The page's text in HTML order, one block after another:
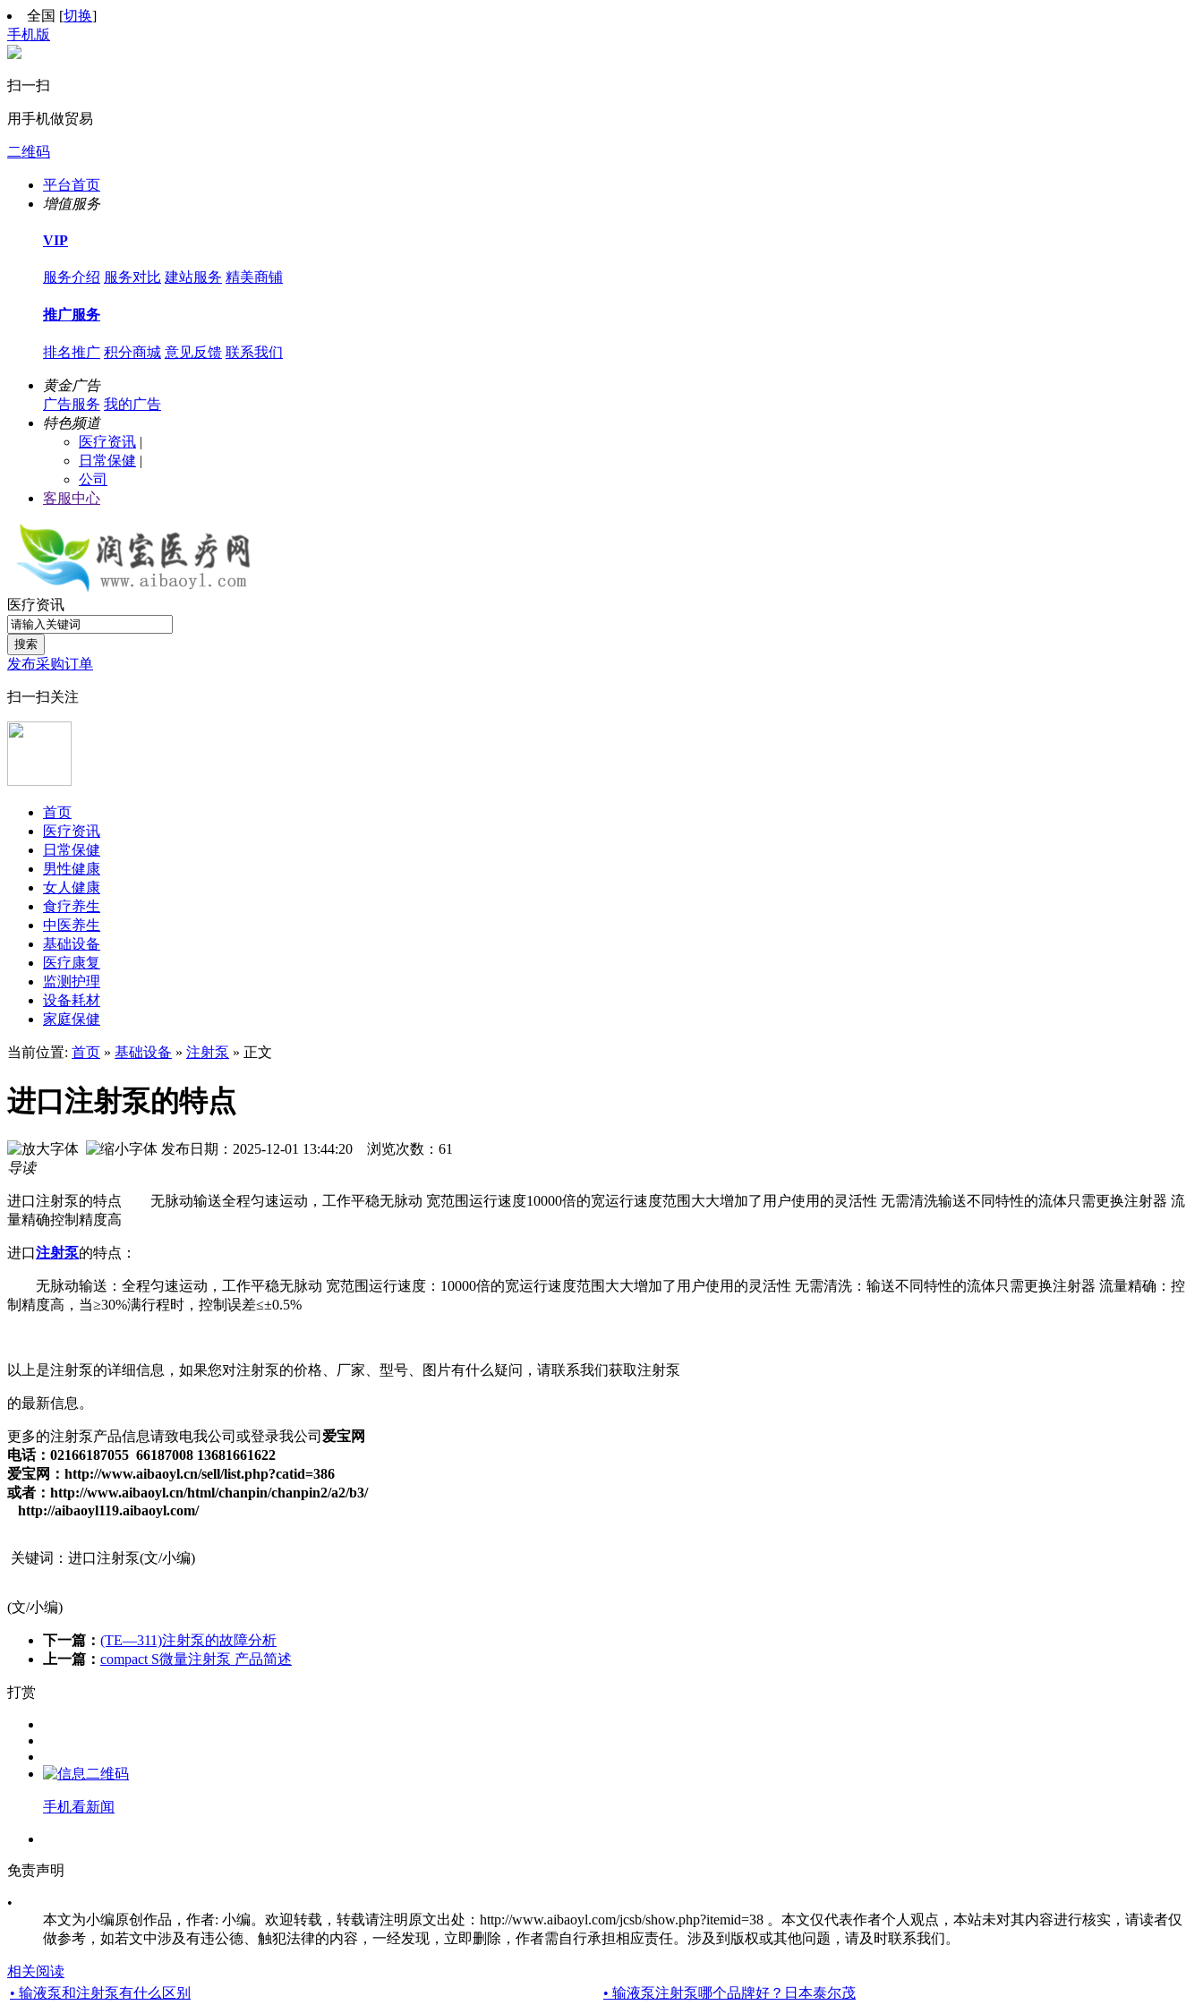
全国 [切换]
手机版
扫一扫
用手机做贸易
二维码
平台首页
增值服务
VIP
服务介绍 服务对比 建站服务 精美商铺
推广服务
排名推广 积分商城 意见反馈 联系我们
黄金广告
广告服务 我的广告
特色频道
医疗资讯 |
日常保健 |
公司
客服中心
医疗资讯
搜索
发布采购订单
扫一扫关注
首页
医疗资讯
日常保健
男性健康
女人健康
食疗养生
中医养生
基础设备
医疗康复
监测护理
设备耗材
家庭保健
当前位置: 首页 » 基础设备 » 注射泵 » 正文
进口注射泵的特点
发布日期：2025-12-01 13:44:20 浏览次数： 61
导读
进口注射泵的特点 无脉动输送全程匀速运动，工作平稳无脉动 宽范围运行速度10000倍的宽运行速度范围大大增加了用户使用的灵活性 无需清洗输送不同特性的流体只需更换注射器 流
量精确控制精度高
进口注射泵的特点：
无脉动输送：全程匀速运动，工作平稳无脉动 宽范围运行速度：10000倍的宽运行速度范围大大增加了用户使用的灵活性 无需清洗：输送不同特性的流体只需更换注射器 流量精确：控
制精度高，当≥30%满行程时，控制误差≤±0.5%
以上是注射泵的详细信息，如果您对注射泵的价格、厂家、型号、图片有什么疑问，请联系我们获取注射泵
的最新信息。
更多的注射泵产品信息请致电我公司或登录我公司 爱宝网
电话：02166187055 66187008 13681661622
爱宝网：http://www.aibaoyl.cn/sell/list.php?catid=386
或者：http://www.aibaoyl.cn/html/chanpin/chanpin2/a2/b3/
http://aibaoyl119.aibaoyl.com/
关键词：进口注射泵(文/小编)
(文/小编)
下一篇： (TE—311)注射泵的故障分析
上一篇： compact S微量注射泵 产品简述
打赏
手机看新闻
免责声明
•
本文为小编原创作品，作者: 小编。欢迎转载，转载请注明原文出处：http://www.aibaoyl.com/jcsb/show.php?itemid=38 。本文仅代表作者个人观点，本站未对其内容进行核实，请读者仅
做参考，如若文中涉及有违公德、触犯法律的内容，一经发现，立即删除，作者需自行承担相应责任。涉及到版权或其他问题，请及时联系我们。
相关阅读
• 输液泵和注射泵有什么区别
• 输液泵注射泵哪个品牌好？日本泰尔茂